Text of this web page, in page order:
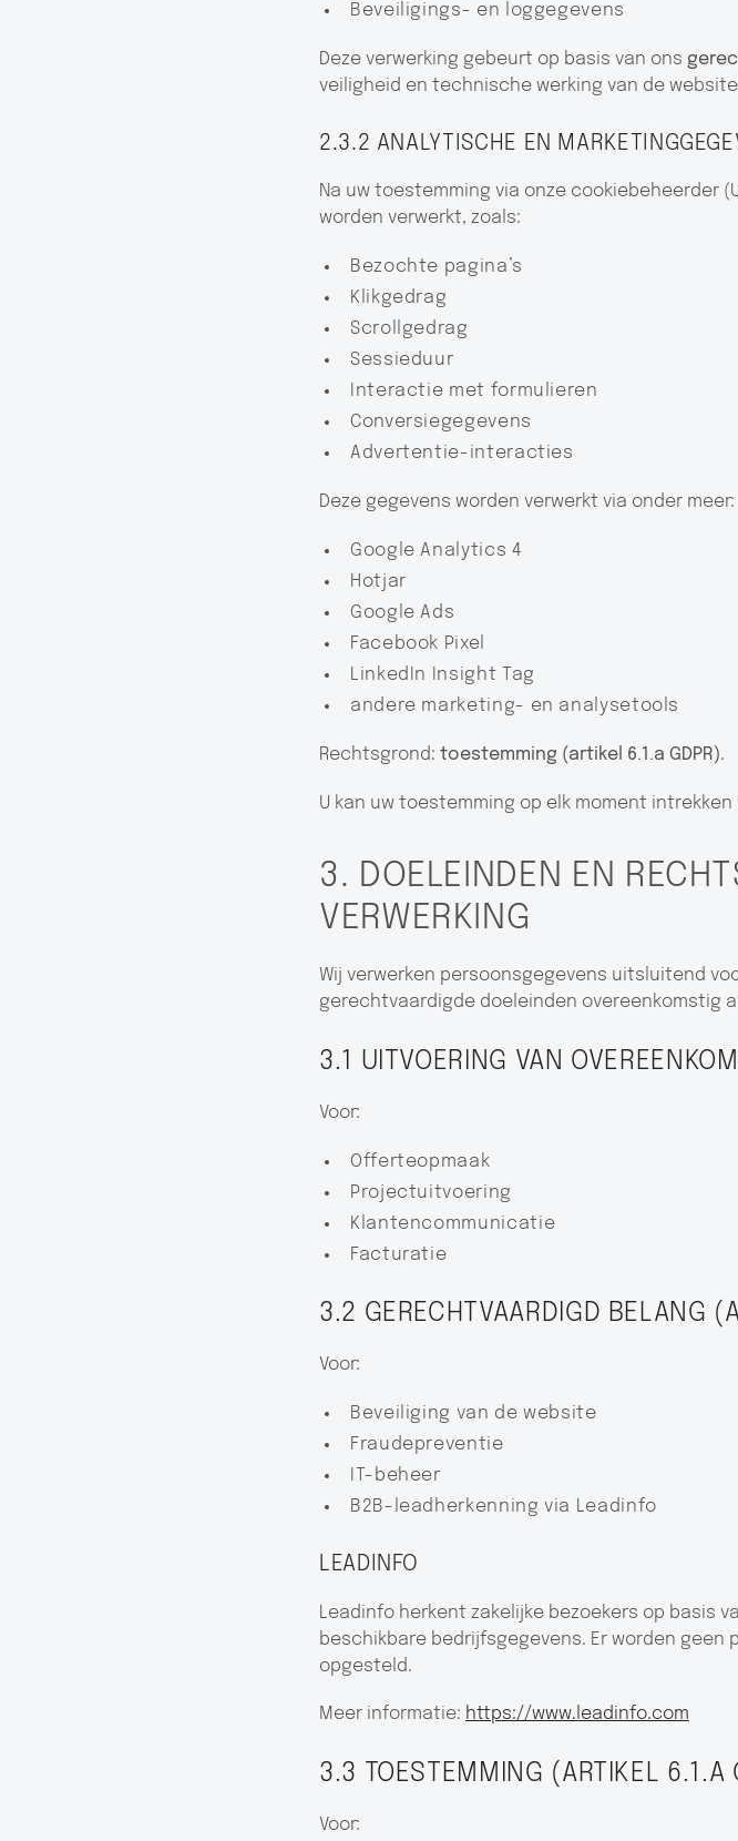
Beveiligings- en loggegevens
Deze verwerking gebeurt op basis van ons
veiligheid en technische werking van de
2.3.2 ANALYTISCHE EN
Na uw toestemming via onze cookiebeheerder
worden verwerkt, zoals:
Bezochte pagina’s
Klikgedrag
Scrollgedrag
Sessieduur
Interactie met formulieren
Conversiegegevens
Advertentie-interacties
Deze gegevens worden verwerkt via onder meer:
Google Analytics 4
Hotjar
Google Ads
Facebook Pixel
LinkedIn Insight Tag
andere marketing- en analysetools
Rechtsgrond: toestemming (artikel 6.1.a GDPR).
U kan uw toestemming op elk moment intrekken
3. DOELEINDEN EN
VERWERKING
Wij verwerken persoonsgegevens uitsluitend
gerechtvaardigde doeleinden overeenkomstig
3.1 UITVOERING VAN
Voor:
Offerteopmaak
Projectuitvoering
Klantencommunicatie
Facturatie
3.2 GERECHTVAARDIGD BELANG
Voor:
Beveiliging van de website
Fraudepreventie
IT-beheer
B2B-leadherkenning via Leadinfo
LEADINFO
Leadinfo herkent zakelijke bezoekers op basis
beschikbare bedrijfsgegevens. Er worden
opgesteld.
Meer informatie: https://www.leadinfo.com
3.3 TOESTEMMING (ARTIKEL 6.1.A
Voor: